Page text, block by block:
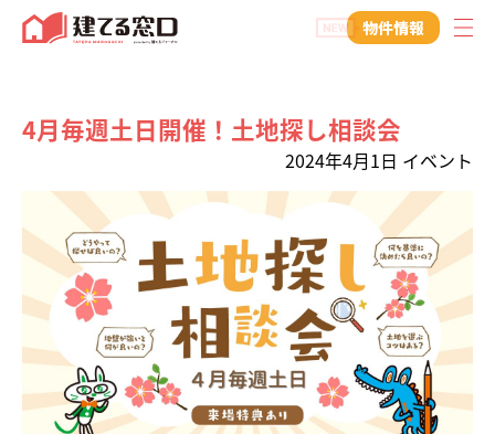
物件情報
4月毎週土日開催！土地探し相談会
2024年4月1日 イベント